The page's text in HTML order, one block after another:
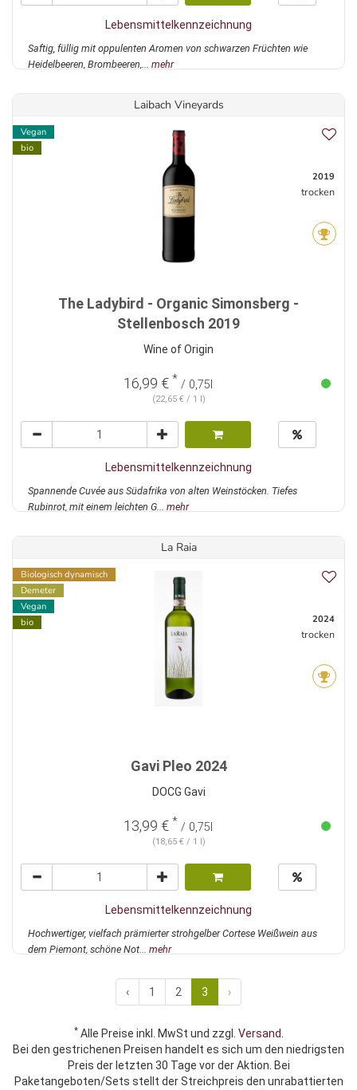
Lebensmittelkennzeichnung
Saftig, füllig mit oppulenten Aromen von schwarzen Früchten wie
Heidelbeeren, Brombeeren,... mehr
Laibach Vineyards
Vegan
bio
2019
trocken
The Ladybird - Organic Simonsberg -
Stellenbosch 2019
Wine of Origin
16,99 € * / 0,75l
(22,65 € / 1 l)
Lebensmittelkennzeichnung
Spannende Cuvée aus Südafrika von alten Weinstöcken. Tiefes
Rubinrot, mit einem leichten G... mehr
La Raia
Biologisch dynamisch
Demeter
Vegan
bio
2024
trocken
Gavi Pleo 2024
DOCG Gavi
13,99 € * / 0,75l
(18,65 € / 1 l)
Lebensmittelkennzeichnung
Hochwertiger, vielfach prämierter strohgelber Cortese Weißwein aus
dem Piemont, schöne Not... mehr
‹ 1 2 3 ›
*Alle Preise inkl. MwSt und zzgl. Versand.
Bei den gestrichenen Preisen handelt es sich um den niedrigsten
Preis der letzten 30 Tage vor der Aktion. Bei
Paketangeboten/Sets stellt der Streichpreis den unrabattierten